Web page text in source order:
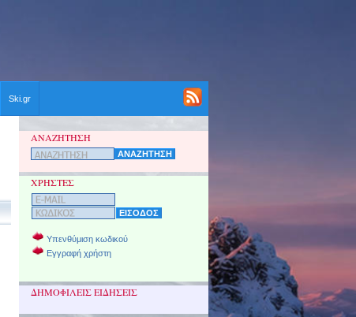
Ski.gr
ΑΝΑΖΗΤΗΣΗ
ΧΡΗΣΤΕΣ
Υπενθύμιση κωδικού
Εγγραφή χρήστη
ΔΗΜΟΦΙΛΕΙΣ ΕΙΔΗΣΕΙΣ